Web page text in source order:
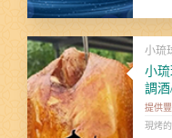
小琉
小
調
提供
現烤